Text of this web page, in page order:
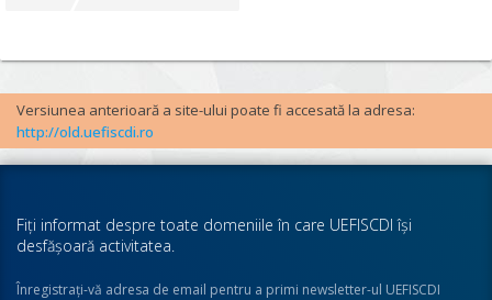
Versiunea anterioară a site-ului poate fi accesată la adresa:
http://old.uefiscdi.ro
Fiţi informat despre toate domeniile în care UEFISCDI îşi
desfăşoară activitatea.
Înregistraţi-vă adresa de email pentru a primi newsletter-ul UEFISCDI